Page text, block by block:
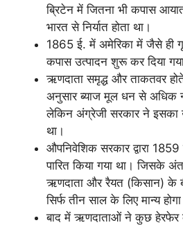
ब्रिटेन में जितना भी कपास
भारत से निर्यात होता था।
1865 ई. में अमेरिका में जैसे ही
कपास उत्पादन शुरू कर दिया
ऋणदाता समृद्ध और ताकतवर
अनुसार ब्याज मूल धन से अधिक
लेकिन अंग्रेजी सरकार ने इसका
था।
औपनिवेशिक सरकार द्वारा
पारित किया गया था। जिसके
ऋणदाता और रैयत (किसान) के
सिर्फ तीन साल के लिए मान्य
बाद में ऋणदाताओं ने कुछ हेरफेर